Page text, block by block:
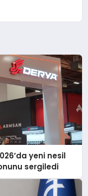
yeni nesil
sergiledi